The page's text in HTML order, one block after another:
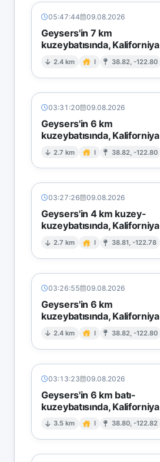
05:47:44 09.08.2026
Geysers'in 7 km
kuzeybatısında, Kaliforniya
2.4 km I 38.82, -122.80
03:31:20 09.08.2026
Geysers'in 6 km
kuzeybatısında, Kaliforniya
2.7 km I 38.82, -122.80
03:27:26 09.08.2026
Geysers'in 4 km kuzey-
kuzeybatısında, Kaliforniya
2.7 km I 38.81, -122.78
03:26:55 09.08.2026
Geysers'in 6 km
kuzeybatısında, Kaliforniya
2.4 km I 38.82, -122.80
03:13:23 09.08.2026
Geysers'in 6 km batı-
kuzeybatısında, Kaliforniya
3.5 km I 38.80, -122.82